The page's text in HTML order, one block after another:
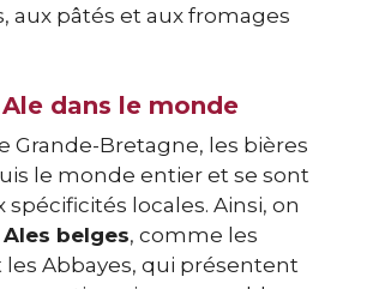
aux pâtés et aux fromages
dans le monde
Grande-Bretagne, les bières
le monde entier et se sont
spécificités locales. Ainsi, on
Ales belges, comme les
les Abbayes, qui présentent